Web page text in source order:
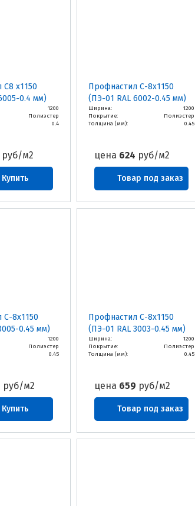
х1150
0.4 мм)
1200
Полиэстер
0.4
руб/м2
Купить
Профнастил С-8х1150
(ПЭ-01 RAL 6002-0.45 мм)
Ширина:
1200
Покрытие:
Полиэстер
Толщина (мм):
0.45
цена 624 руб/м2
Товар под заказ
С-8х1150
0.45 мм)
1200
Полиэстер
0.45
руб/м2
Купить
Профнастил С-8х1150
(ПЭ-01 RAL 3003-0.45 мм)
Ширина:
1200
Покрытие:
Полиэстер
Толщина (мм):
0.45
цена 659 руб/м2
Товар под заказ